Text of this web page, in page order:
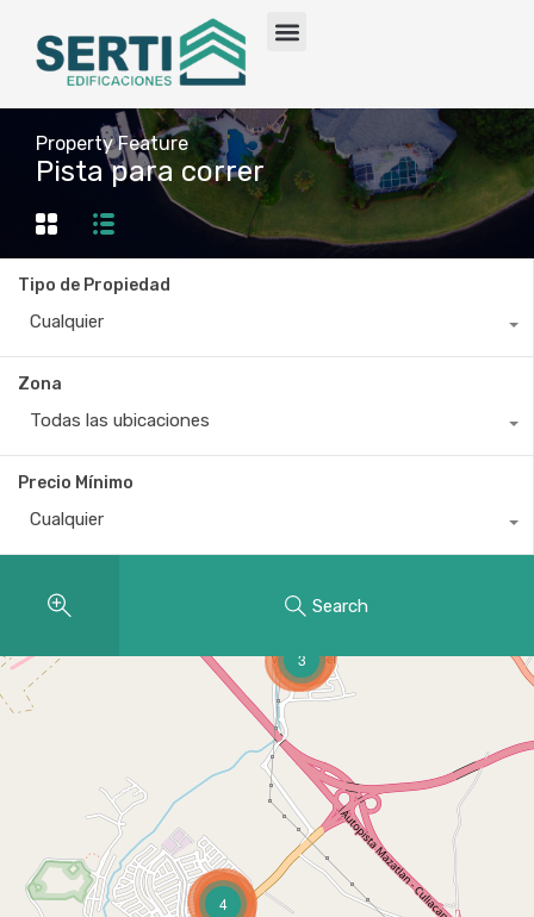
Property Feature
Pista para correr
Tipo de Propiedad
Cualquier
Zona
Todas las ubicaciones
Precio Mínimo
Cualquier
Search
3
4